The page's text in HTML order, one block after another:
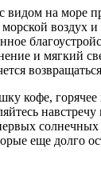
видом на море
воздух
и мягкий
кофе,
навстречу
еще долго